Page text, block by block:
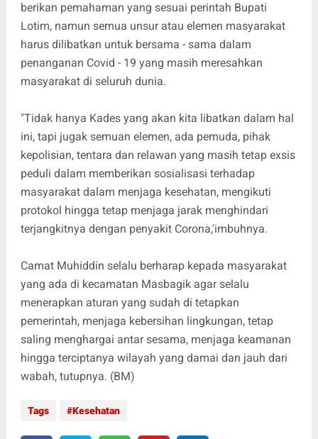
berikan pemahaman yang sesuai perintah Bupati
Lotim, namun semua unsur atau elemen masyarakat
harus dilibatkan untuk bersama - sama dalam
penanganan Covid - 19 yang masih meresahkan
masyarakat di seluruh dunia.
"Tidak hanya Kades yang akan kita libatkan dalam hal
ini, tapi jugak semuan elemen, ada pemuda, pihak
kepolisian, tentara dan relawan yang masih tetap exsis
peduli dalam memberikan sosialisasi terhadap
masyarakat dalam menjaga kesehatan, mengikuti
protokol hingga tetap menjaga jarak menghindari
terjangkitnya dengan penyakit Corona,'imbuhnya.
Camat Muhiddin selalu berharap kepada masyarakat
yang ada di kecamatan Masbagik agar selalu
menerapkan aturan yang sudah di tetapkan
pemerintah, menjaga kebersihan lingkungan, tetap
saling menghargai antar sesama, menjaga keamanan
hingga terciptanya wilayah yang damai dan jauh dari
wabah, tutupnya. (BM)
Tags Kesehatan